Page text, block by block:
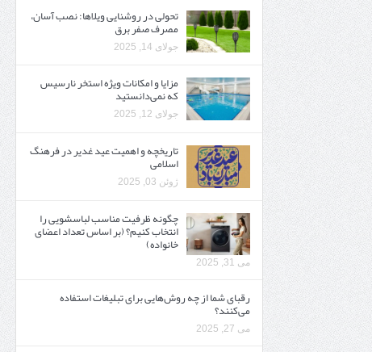
تحولی در روشنایی ویلاها: نصب آسان،
مصرف صفر برق
جولای 14, 2025
مزایا و امکانات ویژه استخر نارسیس
که نمی‌دانستید
جولای 12, 2025
تاریخچه و اهمیت عید غدیر در فرهنگ
اسلامی
ژوئن 03, 2025
چگونه ظرفیت مناسب لباسشویی را
انتخاب کنیم؟ (بر اساس تعداد اعضای
خانواده)
می 31, 2025
رقبای شما از چه روش‌هایی برای تبلیغات استفاده
می‌کنند؟
می 27, 2025